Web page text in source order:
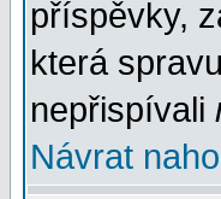
příspěvky,
která
nepřispívali
Návrat